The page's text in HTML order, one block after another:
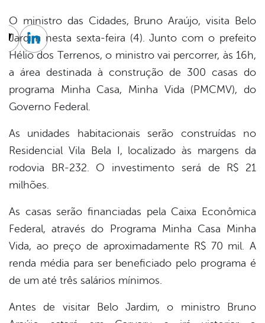
O ministro das Cidades, Bruno Araújo, visita Belo
Jardim nesta sexta-feira (4). Junto com o prefeito
Hélio dos Terrenos, o ministro vai percorrer, às 16h,
a área destinada à construção de 300 casas do
programa Minha Casa, Minha Vida (PMCMV), do
Governo Federal.
As unidades habitacionais serão construídas no
Residencial Vila Bela I, localizado às margens da
rodovia BR-232. O investimento será de R$ 21
milhões.
As casas serão financiadas pela Caixa Econômica
Federal, através do Programa Minha Casa Minha
Vida, ao preço de aproximadamente R$ 70 mil. A
renda média para ser beneficiado pelo programa é
de um até três salários mínimos.
Antes de visitar Belo Jardim, o ministro Bruno
Twitter
Linkedin